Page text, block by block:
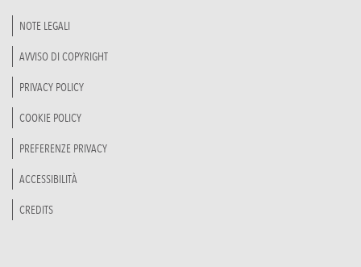
NOTE LEGALI
AVVISO DI COPYRIGHT
PRIVACY POLICY
COOKIE POLICY
PREFERENZE PRIVACY
ACCESSIBILITÀ
CREDITS